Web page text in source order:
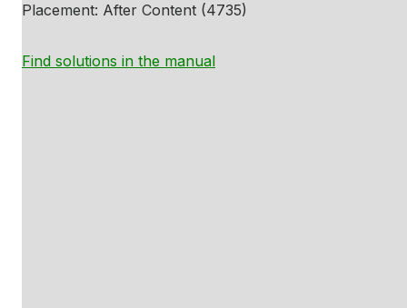
Placement: After Content (4735)
Find solutions in the manual